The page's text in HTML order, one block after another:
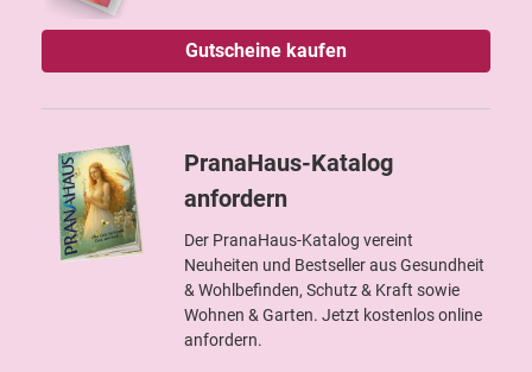
Gutscheine kaufen
PranaHaus-Katalog
anfordern
Der PranaHaus-Katalog vereint
Neuheiten und Bestseller aus Gesundheit
& Wohlbefinden, Schutz & Kraft sowie
Wohnen & Garten. Jetzt kostenlos online
anfordern.